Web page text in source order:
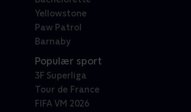
Yellowstone
Paw Patrol
Barnaby
Populær sport
3F Superliga
Tour de France
FIFA VM 2026